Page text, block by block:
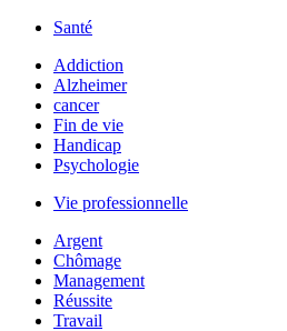
Santé
Addiction
Alzheimer
cancer
Fin de vie
Handicap
Psychologie
Vie professionnelle
Argent
Chômage
Management
Réussite
Travail